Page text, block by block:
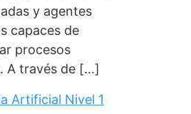
y agentes
capaces de
procesos
A través de […]
Artificial Nivel 1